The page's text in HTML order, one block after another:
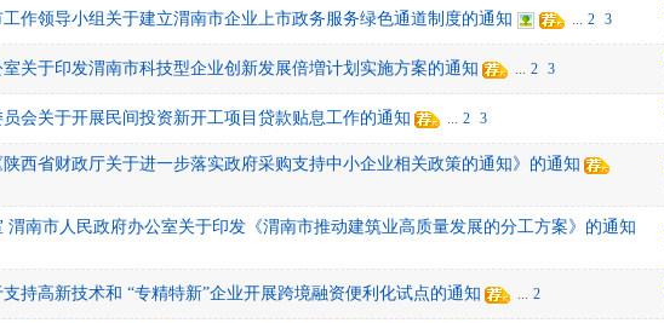
作领导小组关于建立渭南市企业上市政务服务绿色通道制度的通知 ... 2 3
关于印发渭南市科技型企业创新发展倍増计划实施方案的通知 ... 2 3
会关于开展民间投资新开工项目贷款贴息工作的通知 ... 2 3
西省财政厅关于进一步落实政府采购支持中小企业相关政策的通知》的通知
渭南市人民政府办公室关于印发《渭南市推动建筑业高质量发展的分工方案》的通知
持高新技术和 “专精特新”企业开展跨境融资便利化试点的通知 ... 2